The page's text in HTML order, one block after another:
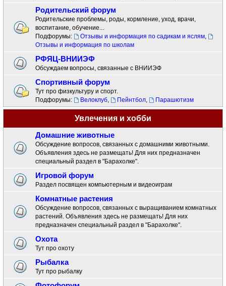
Родительский форум
Родительские проблемы, роды, кормление, уход, врачи,
воспитание, обучение...
Подфорумы:
Отзывы и информация по садикам и яслям,
Отзывы и информация по школам
РФЯЦ-ВНИИЭФ
Обсуждаем вопросы, связанные с ВНИИЭФ
Спортивный форум
Тут про физкультуру и спорт.
Подфорумы:
Велоклуб, Пейнтбол, Парашютизм
Увлечения и хобби
Домашние животные
Обсуждение вопросов, связанных с домашними животными.
Объявления здесь не размещать! Для них предназначен
специальный раздел в "Барахолке".
Игровой форум
Раздел посвящен компьютерным и видеоиграм
Комнатные растения
Обсуждение вопросов, связанных с выращиванием комнатных
растений. Объявления здесь не размещать! Для них
предназначен специальный раздел в "Барахолке".
Охота
Тут про охоту
Рыбалка
Тут про рыбалку